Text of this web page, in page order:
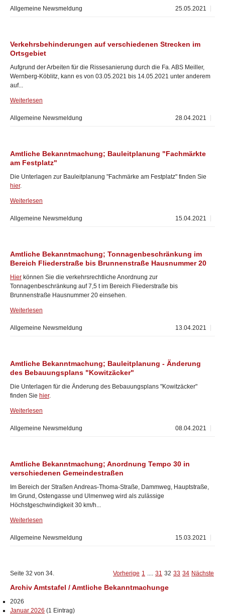
25.05.2021
Allgemeine Newsmeldung
Verkehrsbehinderungen auf verschiedenen Strecken im
Ortsgebiet
Aufgrund der Arbeiten für die Rissesanierung durch die Fa. ABS Meiller,
Wernberg-Köblitz, kann es von 03.05.2021 bis 14.05.2021 unter anderem
auf...
Weiterlesen
28.04.2021
Allgemeine Newsmeldung
Amtliche Bekanntmachung; Bauleitplanung "Fachmärkte
am Festplatz"
Die Unterlagen zur Bauleitplanung "Fachmärke am Festplatz" finden Sie
hier.
Weiterlesen
15.04.2021
Allgemeine Newsmeldung
Amtliche Bekanntmachung; Tonnagenbeschränkung im
Bereich Fliederstraße bis Brunnenstraße Hausnummer 20
Hier können Sie die verkehrsrechtliche Anordnung zur
Tonnagenbeschränkung auf 7,5 t im Bereich Fliederstraße bis
Brunnenstraße Hausnummer 20 einsehen.
Weiterlesen
13.04.2021
Allgemeine Newsmeldung
Amtliche Bekanntmachung; Bauleitplanung - Änderung
des Bebauungsplans "Kowitzäcker"
Die Unterlagen für die Änderung des Bebauungsplans "Kowitzäcker"
finden Sie hier.
Weiterlesen
08.04.2021
Allgemeine Newsmeldung
Amtliche Bekanntmachung; Anordnung Tempo 30 in
verschiedenen Gemeindestraßen
Im Bereich der Straßen Andreas-Thoma-Straße, Dammweg, Hauptstraße,
Im Grund, Ostengasse und Ulmenweg wird als zulässige
Höchstgeschwindigkeit 30 km/h...
Weiterlesen
15.03.2021
Allgemeine Newsmeldung
Seite 32 von 34. Vorherige 1 .... 31 32 33 34 Nächste
Archiv Amtstafel / Amtliche Bekanntmachunge
2026
Januar 2026 (1 Eintrag)